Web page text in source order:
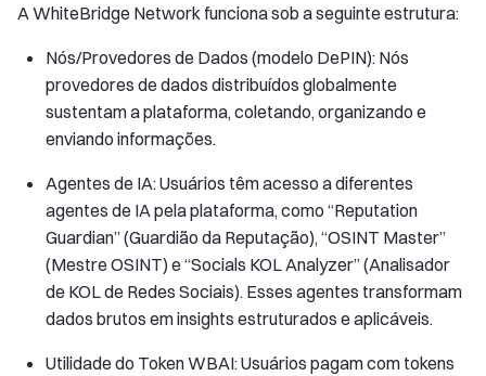
A WhiteBridge Network funciona sob a seguinte estrutura:
Nós/Provedores de Dados (modelo DePIN): Nós
provedores de dados distribuídos globalmente
sustentam a plataforma, coletando, organizando e
enviando informações.
Agentes de IA: Usuários têm acesso a diferentes
agentes de IA pela plataforma, como “Reputation
Guardian” (Guardião da Reputação), “OSINT Master”
(Mestre OSINT) e “Socials KOL Analyzer” (Analisador
de KOL de Redes Sociais). Esses agentes transformam
dados brutos em insights estruturados e aplicáveis.
Utilidade do Token WBAI: Usuários pagam com tokens